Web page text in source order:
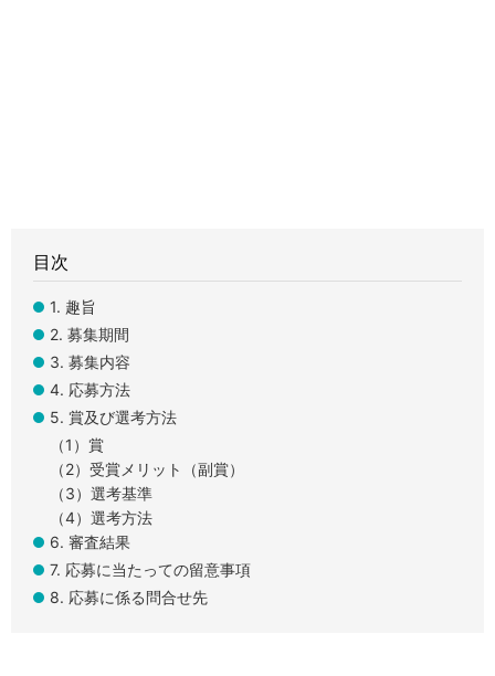
目次
1. 趣旨
2. 募集期間
3. 募集内容
4. 応募方法
5. 賞及び選考方法
（1）賞
（2）受賞メリット（副賞）
（3）選考基準
（4）選考方法
6. 審査結果
7. 応募に当たっての留意事項
8. 応募に係る問合せ先